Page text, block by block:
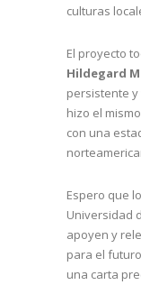
culturas
El proyecto
Hildegard
persistente
hizo el
con una
Espero que
Universidad
apoyen y
para el
una carta